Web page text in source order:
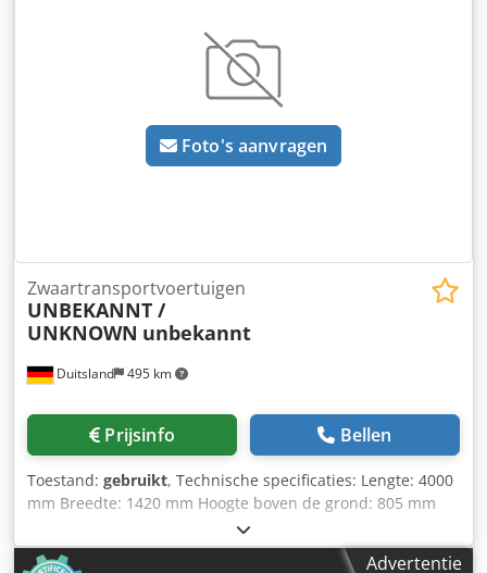
Absza Ubuelsk - Transportgewicht [kg]: 1650kg Financiële
informatie BTW: De getoonde prijs is exclusief BTW
BTW/marge: BTW verrekenbaar voor ondernemers
Levering en inruil altijd mogelijk van alles in de industriële
sectoren Tess van den Boom
Foto's aanvragen
Duitsland 495 km
Zwaartransportvoertuigen
UNBEKANNT /
UNKNOWN unbekannt
Prijsinfo Bellen
Toestand: gebruikt, Technische specificaties: Lengte: 4000
mm Breedte: 1420 mm Hoogte boven de grond: 805 mm
Draagvermogen: 10 ton Wieldiameter - max.: 600 mm
Spoorbreedte: 1000 mm Besturingsspanning: 80 V
Advertentie